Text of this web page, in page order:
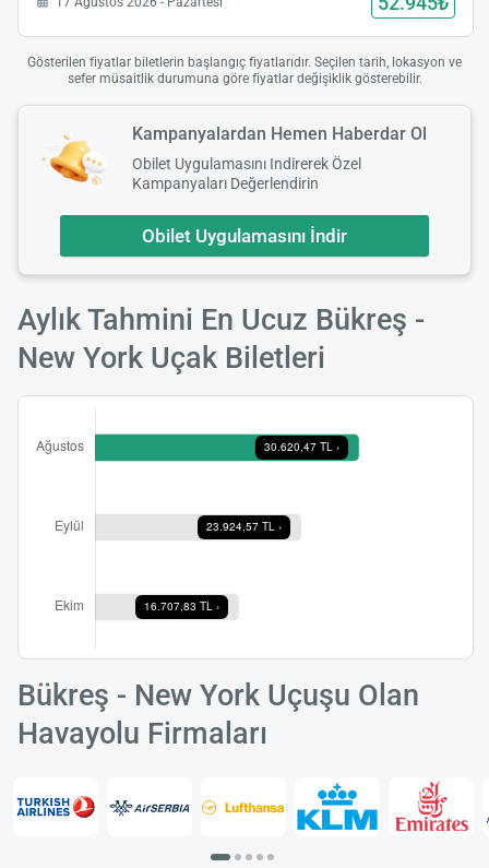
Gösterilen fiyatlar biletlerin başlangıç fiyatlarıdır. Seçilen tarih, lokasyon ve
sefer müsaitlik durumuna göre fiyatlar değişiklik gösterebilir.
Kampanyalardan Hemen Haberdar Ol
Obilet Uygulamasını Indirerek Özel
Kampanyaları Değerlendirin
Obilet Uygulamasını İndir
Aylık Tahmini En Ucuz Bükreş -
New York Uçak Biletleri
Bükreş - New York Uçuşu Olan
Havayolu Firmaları